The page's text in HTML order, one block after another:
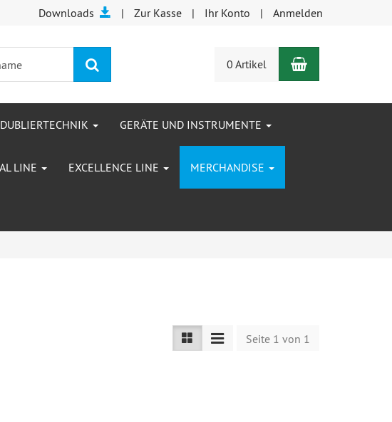
Downloads Zur Kasse Ihr Konto Anmelden
0 Artikel Warenkorb
DUBLIERTECHNIK GERÄTE UND INSTRUMENTE
LINE EXCELLENCE LINE MERCHANDISE
Seite 1 von 1